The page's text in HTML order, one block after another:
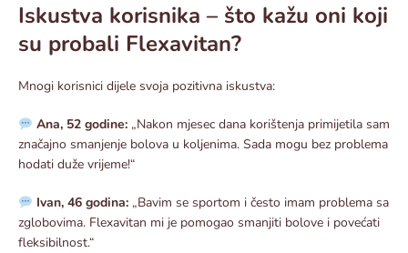
Iskustva korisnika – što kažu oni koji
su probali Flexavitan?
Mnogi korisnici dijele svoja pozitivna iskustva:
Ana, 52 godine:„Nakon mjesec dana korištenja primijetila sam
značajno smanjenje bolova u koljenima. Sada mogu bez problema
hodati duže vrijeme!“
Ivan, 46 godina:„Bavim se sportom i često imam problema sa
zglobovima. Flexavitan mi je pomogao smanjiti bolove i povećati
fleksibilnost.“